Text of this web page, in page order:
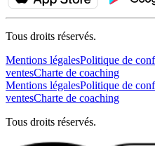
Tous droits réservés.
Mentions légalesPolitique de
ventesCharte de coaching
Mentions légalesPolitique de
ventesCharte de coaching
Tous droits réservés.